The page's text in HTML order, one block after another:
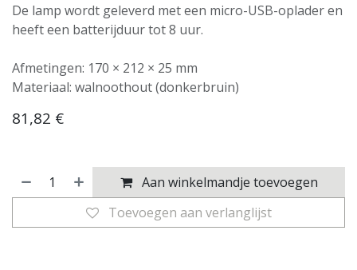
De lamp wordt geleverd met een micro-USB-oplader en
heeft een batterijduur tot 8 uur.
Afmetingen: 170 × 212 × 25 mm
Materiaal: walnoothout (donkerbruin)
81,82 €
Aan winkelmandje toevoegen
Toevoegen aan verlanglijst